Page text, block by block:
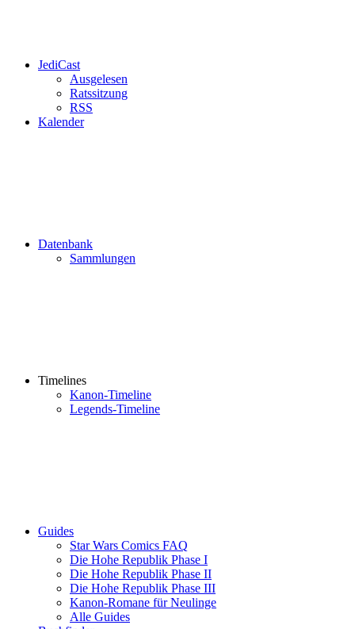
JediCast
Ausgelesen
Ratssitzung
RSS
Kalender
Datenbank
Sammlungen
Timelines
Kanon-Timeline
Legends-Timeline
Guides
Star Wars Comics FAQ
Die Hohe Republik Phase I
Die Hohe Republik Phase II
Die Hohe Republik Phase III
Kanon-Romane für Neulinge
Alle Guides